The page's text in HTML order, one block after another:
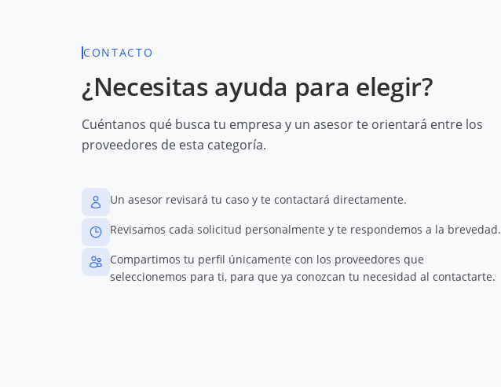
CONTACTO
¿Necesitas ayuda para elegir?
Cuéntanos qué busca tu empresa y un asesor te orientará entre los
proveedores de esta categoría.
Un asesor revisará tu caso y te contactará directamente.
Revisamos cada solicitud personalmente y te respondemos a la brevedad.
Compartimos tu perfil únicamente con los proveedores que
seleccionemos para ti, para que ya conozcan tu necesidad al contactarte.